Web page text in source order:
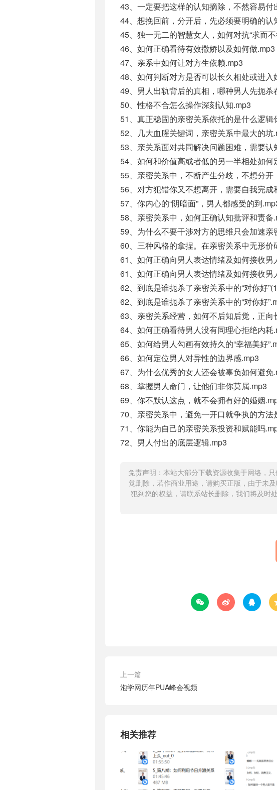
43、一定要把这样的认知摘除，不然容易付
44、想挽回前，分开后，先必须要明确的
45、独一无二的智慧女人，如何对抗“求而
46、如何正确看待有效撒娇以及如何做.mp3
47、亲系中如何让对方生依赖.mp3
48、如何判断对方是否可以长久相处或进入
49、男人出轨背后的真相，哪种男人先扼杀
50、性格不合怎么操作深刻认知.mp3
51、真正稳固的亲密关系依托的是什么逻辑
52、几大血腥关键词，亲密关系中最大的坑
53、亲关系面对共同解决问题困难，需要认
54、如何和价值高或者低的另一半相处如何
55、亲密关系中，不断产生分歧，不想分开
56、对方犯错你又不想离开，需要自我完成
57、你内心的“阴暗面”，男人都感受的到
58、亲密关系中，如何正确认知批评和责备
59、为什么不要干涉对方的思维只会加速亲
60、三种风格的拿捏。在亲密关系中无形价
61、如何正确向男人表达情绪及如何接收男
61、如何正确向男人表达情绪及如何接收男
62、到底是谁扼杀了亲密关系中的“对你好
62、到底是谁扼杀了亲密关系中的“对你好
63、亲密关系经营，如何不后知后觉，正向
64、如何正确看待男人没有同理心拒绝内耗
65、如何给男人勾画有效持久的“幸福美好
66、如何定位男人对异性的边界感.mp3
67、为什么优秀的女人还会被辜负如何避免
68、掌握男人命门，让他们非你莫属.mp3
69、你不默认这点，就不会拥有好的婚姻
70、亲密关系中，避免一开口就争执的方法
71、你能为自己的亲密关系投资和赋能吗
72、男人付出的底层逻辑.mp3
免责声明：本站大部分下载资源收集于网络，
觉删除，若作商业用途，请购买正版，由于未
犯到您的权益，请联系站长删除，我们将及时
  
上一篇
泡学网历年PUA峰会视频
相关推荐